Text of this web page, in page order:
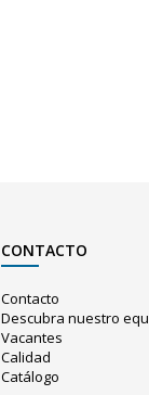
CONTACTO
Contacto
Descubra nuestro
Vacantes
Calidad
Catálogo